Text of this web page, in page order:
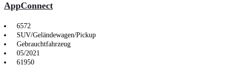
AppConnect
6572
SUV/Geländewagen/Pickup
Gebrauchtfahrzeug
05/2021
61950